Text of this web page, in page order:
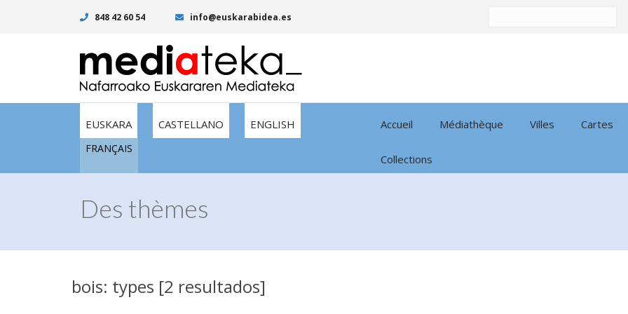
848 42 60 54 info@euskarabidea.es
EUSKARA CASTELLANO ENGLISH
FRANÇAIS
Accueil Médiathèque Villes Cartes
Collections
Des thèmes
bois: types [2 resultados]